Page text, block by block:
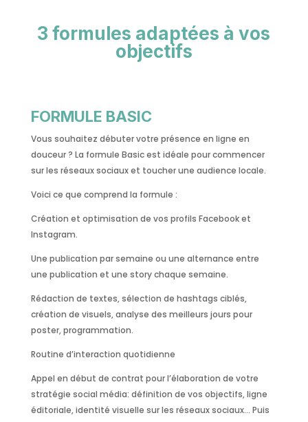
3 formules adaptées à vos
objectifs
FORMULE BASIC
Vous souhaitez débuter votre présence en ligne en
douceur ? La formule Basic est idéale pour commencer
sur les réseaux sociaux et toucher une audience locale.
Voici ce que comprend la formule :
Création et optimisation de vos profils Facebook et
Instagram.
Une publication par semaine ou une alternance entre
une publication et une story chaque semaine.
Rédaction de textes, sélection de hashtags ciblés,
création de visuels, analyse des meilleurs jours pour
poster, programmation.
Routine d’interaction quotidienne
Appel en début de contrat pour l’élaboration de votre
stratégie social média: définition de vos objectifs, ligne
éditoriale, identité visuelle sur les réseaux sociaux… Puis